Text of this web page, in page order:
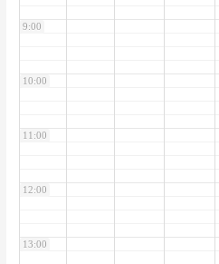
9:00
10:00
11:00
12:00
13:00